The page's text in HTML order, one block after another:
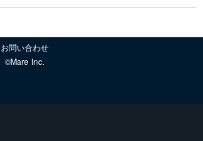
お問い合わせ
©Mare Inc.